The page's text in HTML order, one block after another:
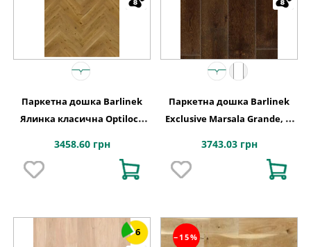
Паркетна дошка Barlinek
Ялинка класична Optilock
1WC000003
3458.60 грн
Паркетна дошка Barlinek
Exclusive Marsala Grande, 1-
3743.03 грн
6 −15%